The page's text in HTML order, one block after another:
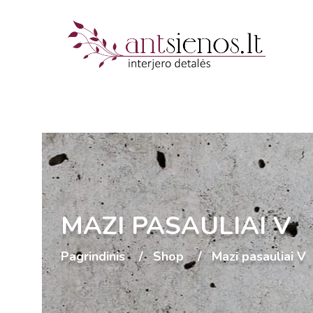
MAZI PASAULIAI V
Pagrindinis Shop Mazi pasauliai V